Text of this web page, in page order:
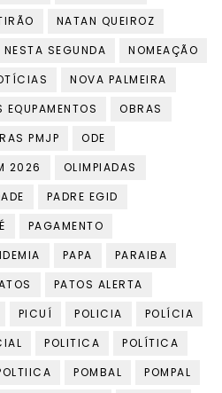
NATAN QUEIROZ
NESTA SEGUNDA
NOMEAÇÃO
NOVA PALMEIRA
EQUPAMENTOS
OBRAS
PMJP
ODE
2026
OLIMPIADAS
PADRE EGID
PAGAMENTO
PAPA
PARAIBA
PATOS ALERTA
PICUÍ POLICIA
POLÍCIA
POLITICA
POLÍTICA
POMBAL
POMPAL